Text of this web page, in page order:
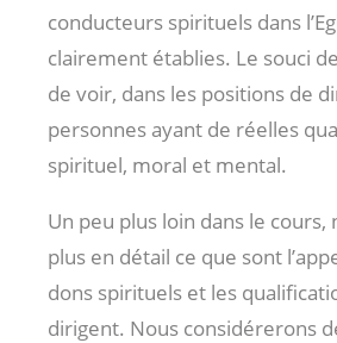
conducteurs spirituels dans
clairement établies. Le souci
de voir, dans les positions de
personnes ayant de réelles
spirituel, moral et mental.
Un peu plus loin dans le
plus en détail ce que sont
dons spirituels et les
dirigent. Nous considérerons